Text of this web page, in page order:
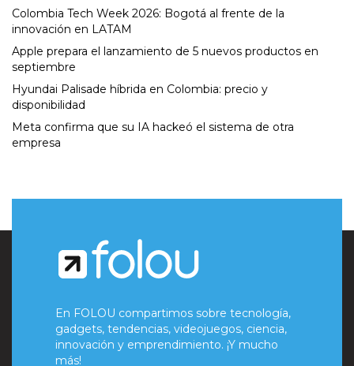
Colombia Tech Week 2026: Bogotá al frente de la
innovación en LATAM
Apple prepara el lanzamiento de 5 nuevos productos en
septiembre
Hyundai Palisade híbrida en Colombia: precio y
disponibilidad
Meta confirma que su IA hackeó el sistema de otra
empresa
En FOLOU compartimos sobre tecnología,
gadgets, tendencias, videojuegos, ciencia,
innovación y emprendimiento. ¡Y mucho
más!